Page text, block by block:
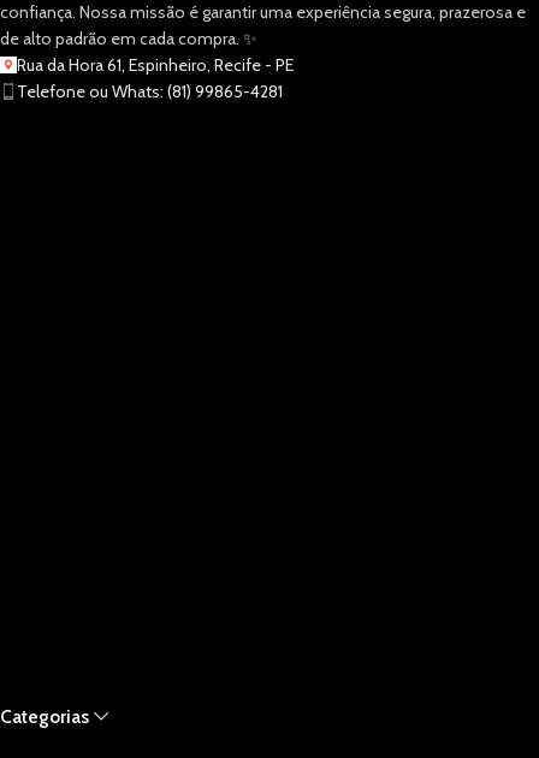
confiança. Nossa missão é garantir uma experiência segura, prazerosa e
de alto padrão em cada compra. ✨
Rua da Hora 61, Espinheiro, Recife - PE
Telefone ou Whats: (81) 99865-4281
Categorias